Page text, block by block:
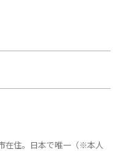
在住。日本で唯一（※本人